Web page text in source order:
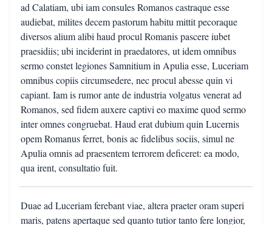
ad Calatiam, ubi iam consules Romanos castraque esse
audiebat, milites decem pastorum habitu mittit pecoraque
diversos alium alibi haud procul Romanis pascere iubet
praesidiis; ubi inciderint in praedatores, ut idem omnibus
sermo constet legiones Samnitium in Apulia esse, Luceriam
omnibus copiis circumsedere, nec procul abesse quin vi
capiant. Iam is rumor ante de industria volgatus venerat ad
Romanos, sed fidem auxere captivi eo maxime quod sermo
inter omnes congruebat. Haud erat dubium quin Lucernis
opem Romanus ferret, bonis ac fidelibus sociis, simul ne
Apulia omnis ad praesentem terrorem deficeret: ea modo,
qua irent, consultatio fuit.
Duae ad Luceriam ferebant viae, altera praeter oram superi
maris, patens apertaque sed quanto tutior tanto fere longior,